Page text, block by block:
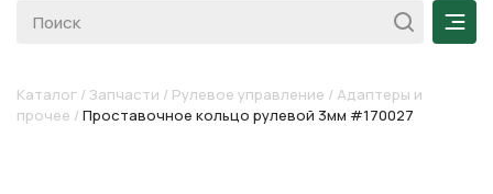
Каталог / Запчасти / Рулевое управление / Адаптеры и
прочее / Проставочное кольцо рулевой 3мм #170027